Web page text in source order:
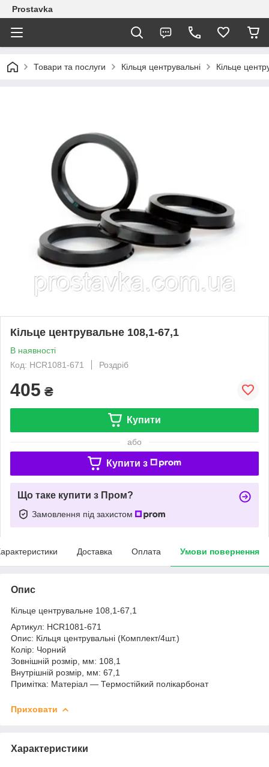
Prostavka
Товари та послуги Кільця центрувальні Кільце
Кільце центрувальне 108,1-67,1
В наявності
Код: HCR1081-671
Роздріб
405 ₴
Купити
або
Купити з
Що таке купити з Пром?
Замовлення під захистом
Доставка Оплата Умови повернення
Опис
Кільце центрувальне 108,1-67,1
Артикул: HCR1081-671
Опис: Кільця центрувальні (Комплект/4шт.)
Колір: Чорний
Зовнішній розмір, мм: 108,1
Внутрішній розмір, мм: 67,1
Примітка: Матеріал — Термостійкий полікарбонат
Приховати
Характеристики